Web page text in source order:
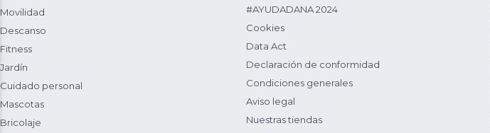
Movilidad
Descanso
Fitness
Jardín
Cuidado personal
Mascotas
Bricolaje
#AYUDADANA 2024
Cookies
Data Act
Declaración de conformidad
Condiciones generales
Aviso legal
Nuestras tiendas